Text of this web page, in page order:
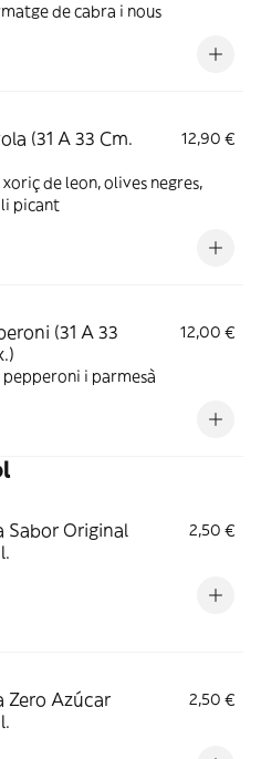
de cabra i nous
(31 A 33 Cm.
12,90 €
de leon, olives negres,
picant
(31 A 33
12,00 €
pepperoni i parmesà
Sabor Original
2,50 €
Zero Azúcar
2,50 €